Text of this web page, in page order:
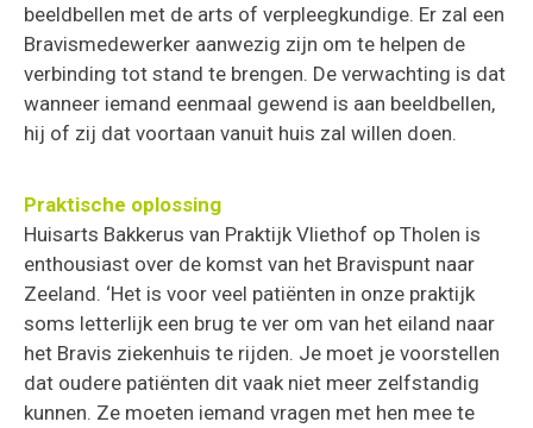
beeldbellen met de arts of verpleegkundige. Er zal een
Bravismedewerker aanwezig zijn om te helpen de
verbinding tot stand te brengen. De verwachting is dat
wanneer iemand eenmaal gewend is aan beeldbellen,
hij of zij dat voortaan vanuit huis zal willen doen.
Praktische oplossing
Huisarts Bakkerus van Praktijk Vliethof op Tholen is
enthousiast over de komst van het Bravispunt naar
Zeeland. ‘Het is voor veel patiënten in onze praktijk
soms letterlijk een brug te ver om van het eiland naar
het Bravis ziekenhuis te rijden. Je moet je voorstellen
dat oudere patiënten dit vaak niet meer zelfstandig
kunnen. Ze moeten iemand vragen met hen mee te